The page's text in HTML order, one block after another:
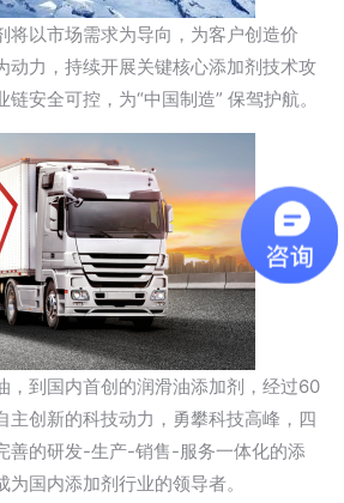
将以市场需求为导向，为客户创造价
动力，持续开展关键核心添加剂技术攻
安全可控，为“中国制造” 保驾护航。
，到国内首创的润滑油添加剂，经过60
主创新的科技动力，勇攀科技高峰，四
善的研发-生产-销售-服务一体化的添
国内添加剂行业的领导者。